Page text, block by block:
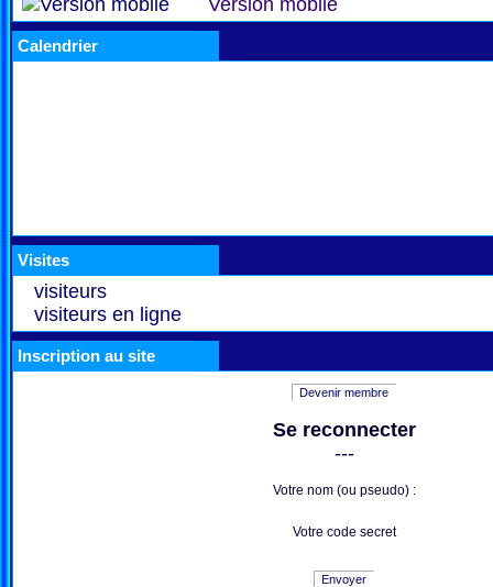
Version mobile
Calendrier
Visites
visiteurs
visiteurs en ligne
Inscription au site
Devenir membre
Se reconnecter
---
Votre nom (ou pseudo) :
Votre code secret
Envoyer